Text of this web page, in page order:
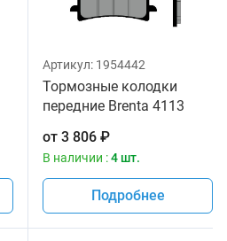
Артикул: 1954442
Тормозные колодки
передние Brenta 4113
от 3 806 ₽
В наличии :4 шт.
Подробнее